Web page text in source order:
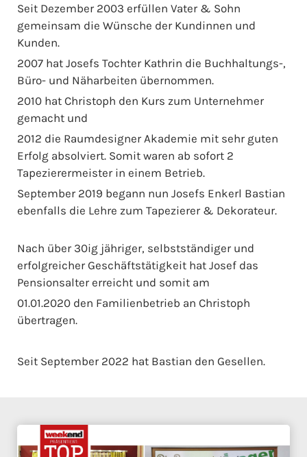
Seit Dezember 2003 erfüllen Vater & Sohn
gemeinsam die Wünsche der Kundinnen und
Kunden.
2007 hat Josefs Tochter Kathrin die Buchhaltungs-,
Büro- und Näharbeiten übernommen.
2010 hat Christoph den Kurs zum Unternehmer
gemacht und
2012 die Raumdesigner Akademie mit sehr guten
Erfolg absolviert. Somit waren ab sofort 2
Tapezierermeister in einem Betrieb.
September 2019 begann nun Josefs Enkerl Bastian
ebenfalls die Lehre zum Tapezierer & Dekorateur.
Nach über 30ig jähriger, selbstständiger und
erfolgreicher Geschäftstätigkeit hat Josef das
Pensionsalter erreicht und somit am
01.01.2020 den Familienbetrieb an Christoph
übertragen.
Seit September 2022 hat Bastian den Gesellen.